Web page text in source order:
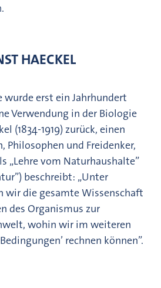
HAECKEL
wurde erst ein Jahrhundert
Verwendung in der Biologie
(1834-1919) zurück, einen
Philosophen und Freidenker,
„Lehre vom Naturhaushalte”
beschreibt: „Unter
wir die gesamte Wissenschaft
des Organismus zur
wohin wir im weiteren
rechnen können”.